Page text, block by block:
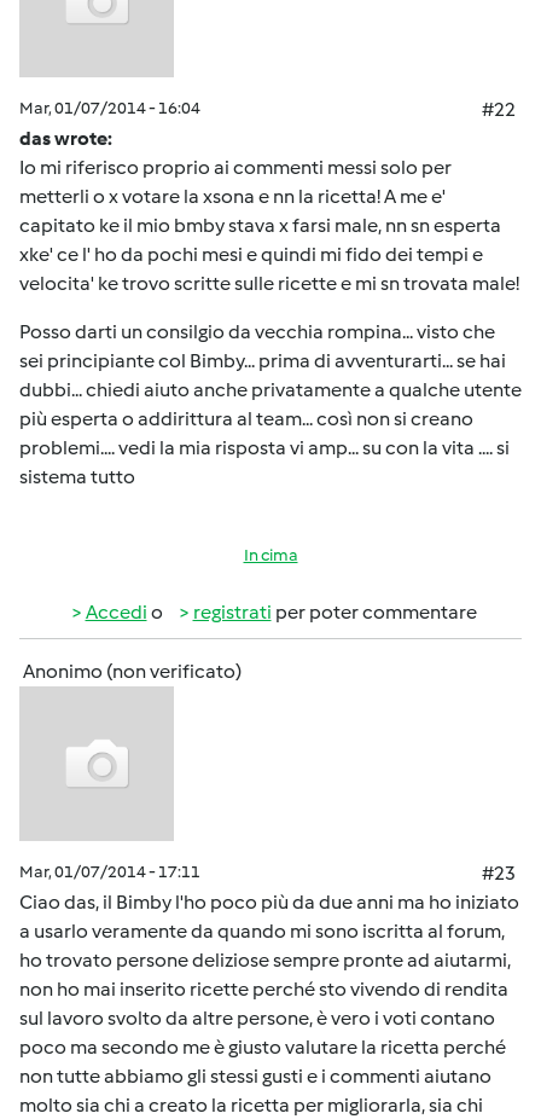
Mar, 01/07/2014 - 16:04
#22
das wrote:
Io mi riferisco proprio ai commenti messi solo per
metterli o x votare la xsona e nn la ricetta! A me e'
capitato ke il mio bmby stava x farsi male, nn sn esperta
xke' ce l' ho da pochi mesi e quindi mi fido dei tempi e
velocita' ke trovo scritte sulle ricette e mi sn trovata male!
Posso darti un consilgio da vecchia rompina... visto che
sei principiante col Bimby... prima di avventurarti... se hai
dubbi... chiedi aiuto anche privatamente a qualche utente
più esperta o addirittura al team... così non si creano
problemi.... vedi la mia risposta vi amp... su con la vita .... si
sistema tutto
In cima
Accedi o registrati per poter commentare
Anonimo (non verificato)
Mar, 01/07/2014 - 17:11
#23
Ciao das, il Bimby l'ho poco più da due anni ma ho iniziato
a usarlo veramente da quando mi sono iscritta al forum,
ho trovato persone deliziose sempre pronte ad aiutarmi,
non ho mai inserito ricette perché sto vivendo di rendita
sul lavoro svolto da altre persone, è vero i voti contano
poco ma secondo me è giusto valutare la ricetta perché
non tutte abbiamo gli stessi gusti e i commenti aiutano
molto sia chi a creato la ricetta per migliorarla, sia chi